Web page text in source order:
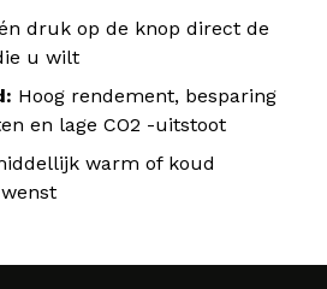
druk op de knop direct de
u wilt
Hoog rendement, besparing
en lage CO2 -uitstoot
warm of koud